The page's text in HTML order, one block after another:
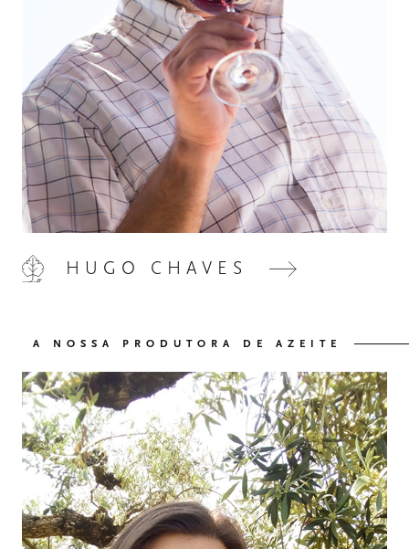
03 OS NOSSOS VINHOS
04 O NOSSO AZEITE
05 VISITE-NOS
HUGO CHAVES
A NOSSA PRODUTORA DE AZEITE